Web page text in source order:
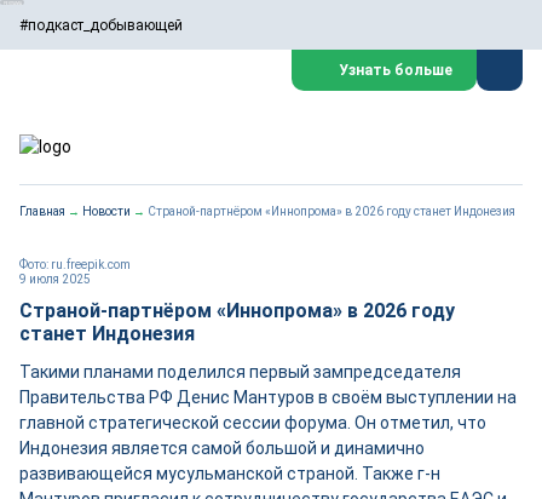
#подкаст_добывающей
Узнать больше
Главная → Новости → Страной-партнёром «Иннопрома» в 2026 году станет Индонезия
9 июля 2025
Фото: ru.freepik.com
Страной-партнёром «Иннопрома» в 2026 году
станет Индонезия
Такими планами поделился первый зампредседателя
Правительства РФ Денис Мантуров в своём выступлении на
главной стратегической сессии форума. Он отметил, что
Индонезия является самой большой и динамично
развивающейся мусульманской страной. Также г-н